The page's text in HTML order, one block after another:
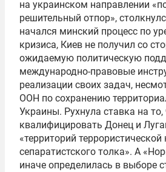
на украинском направлении
решительный отпор»,
начался минский процесс по
кризиса, Киев не получил со
ожидаемую политическую
международно-правовые
реализации своих задач,
ООН по сохранению
Украины. Рухнула ставка на то,
квалифицировать Донец и
«территорий
сепаратистского толка». А
иначе определилась в выборе